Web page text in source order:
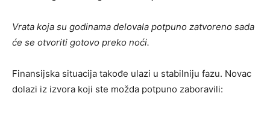
Vrata koja su godinama delovala potpuno zatvoreno sada
će se otvoriti gotovo preko noći.
Finansijska situacija takođe ulazi u stabilniju fazu. Novac
dolazi iz izvora koji ste možda potpuno zaboravili: